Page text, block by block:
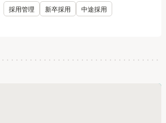
採用管理 新卒採用 中途採用